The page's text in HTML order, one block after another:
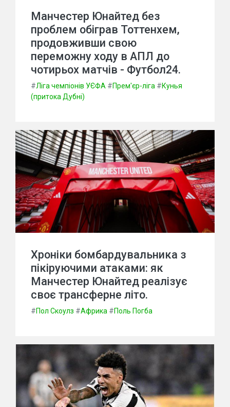
Манчестер Юнайтед без
проблем обіграв Тоттенхем,
продовживши свою
переможну ходу в АПЛ до
чотирьох матчів - Футбол24.
#Ліга чемпіонів УЄФА #Прем'єр-ліга #Кунья
(притока Дубні)
Хроніки бомбардувальника з
пікіруючими атаками: як
Манчестер Юнайтед реалізує
своє трансферне літо.
#Пол Скоулз #Африка #Поль Погба